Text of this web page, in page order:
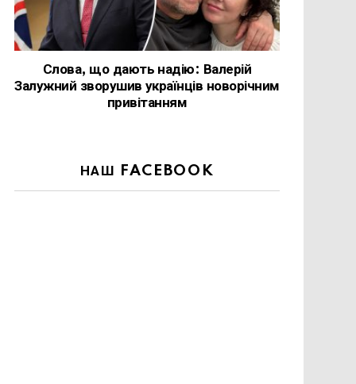
Слова, що дають надію: Валерій
Залужний зворушив українців новорічним
привітанням
НАШ FACEBOOK